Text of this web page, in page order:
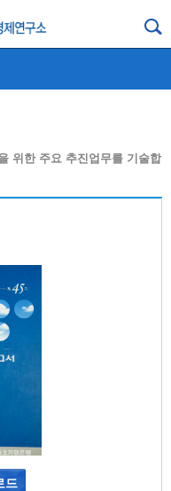
위한 주요 추진업무를 기술합
드